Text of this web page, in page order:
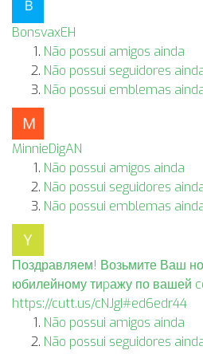
BonsvaxEH
Não possui amigos ainda
Não possui seguidores
Não possui emblemas
MinnieDigAN
Não possui amigos ainda
Não possui seguidores
Não possui emblemas
Поздравляем! Возьмите Ваш
юбилейному тиpажу по вашей
https://cutt.us/cNJgI#ed6edr44
Não possui amigos ainda
Não possui seguidores